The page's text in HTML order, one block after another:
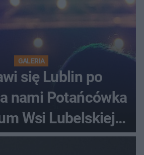
GALERIA
się Lublin po
nami Potańcówka
Wsi Lubelskiej